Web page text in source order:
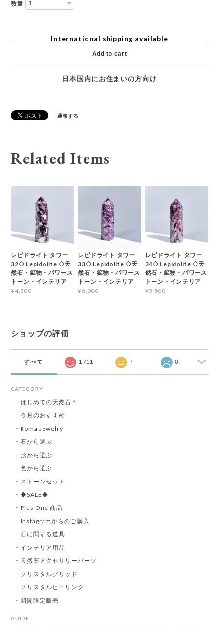
数量
International shipping available
Add to cart
日本国内にお住まいの方向け
通報する
Related Items
レピドライト タワー
32◇ Lepidolite ◇天
然石・鉱物・パワース
トーン・インテリア
¥4,500
レピドライト タワー
33◇ Lepidolite ◇天
然石・鉱物・パワース
トーン・インテリア
¥6,000
レピドライト タワー
34◇ Lepidolite ◇天
然石・鉱物・パワース
トーン・インテリア
¥5,800
ショップの評価
すべて 1711 7 0
CATEGORY
はじめての天然石＊
今月のおすすめ
Roma Jewelry
石から選ぶ
形から選ぶ
色から選ぶ
ストーンセット
◆SALE◆
Plus One 商品
Instagramからのご購入
石に関する道具
インテリア用品
天然石アクセサリーパーツ
クリスタルグリッド
クリスタルヒーリング
期間限定販売
GUIDE